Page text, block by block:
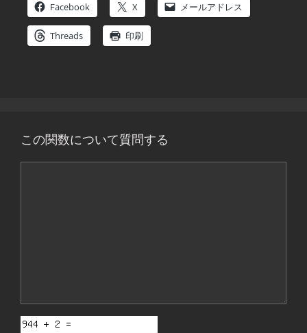
Facebook X メールアドレス
Threads 印刷
この関数について質問する